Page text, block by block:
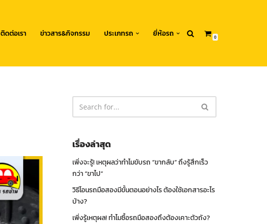
ติดต่อเรา ข่าวสาร&กิจกรรม ประเภทรถ ยี่ห้อรถ 0
เรื่องล่าสุด
เพิ่งจะรู้! เหตุผลว่าทำไมขับรถ “ขากลับ” ถึงรู้สึกเร็ว
กว่า “ขาไป”
วิธีโอนรถมือสองมีขั้นตอนอย่างไร ต้องใช้เอกสารอะไร
บ้าง?
เพิ่งรู้เหตุผล! ทำไมซื้อรถมือสองถึงต้องเคาะตัวถัง?